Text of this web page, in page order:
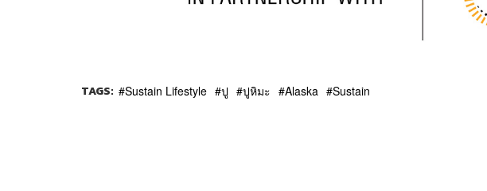
TAGS: Sustain Lifestyle ปู ปูหิมะ Alaska Sustain